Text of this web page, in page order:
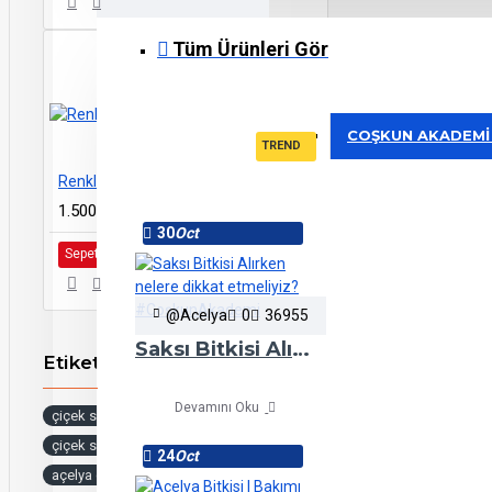
Tüm Ürünleri Gör
COŞKUN
30Oct
@Acelya 0 36955
Saksı Bitkisi Alırken nelere dikkat etmeliyiz? #CoşkunAkademi
Devamını Oku
24Oct
TREND
Renkli Lisyanthus Çiçeği
1.500,00TL
Sepete Ekle
Etiketler
çiçek sulama
çiçek sularken dikkat edilecekler
açelya çiçek